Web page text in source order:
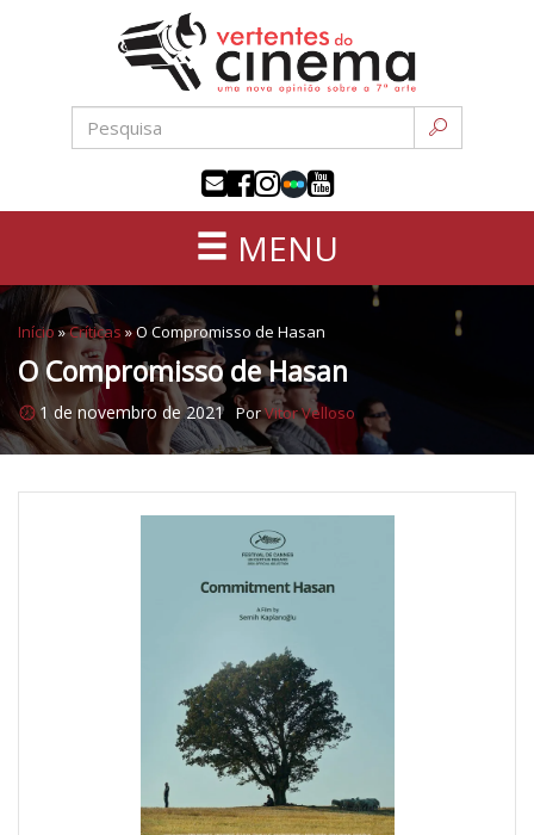
conteúdo
sétima
MENU
Início »Críticas »O Compromisso de Hasan
O Compromisso de Hasan
1 de novembro de 2021 PorVitor Velloso